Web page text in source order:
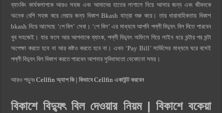
ব্যাংকিং কার্যকলাপকে আরও সহজ এবং আমাদের হাতের লাগালে নিয়ে আসার জন্য এবং জীবনকে
অনেক বেশি সহজ করে দেয়ার জন্য বিকাশ Bkash যাত্রা শুরু করে। তার ধারাবাহিকতায় বিকাশ
bkash নিয়ে আসেছে ‘পে বিল’ সেবা। ‘পে বিল’ এর মাধ্যমে আপনি পল্লী বিদ্যুৎ বিল দিতে পারবেন
খুব সহজেই। যার ফলে আর আপনাকে ব্যাংক, পল্লী বিদ্যুৎ অফিসে গিয়ে লাইন ধরে ঘন্টার পর ঘন্টা
অপেক্ষা করতে হবে না আর কষ্টও করতে হবে না। এখন ‘Pay Bill’ সার্ভিসের মাধ্যমে ঘরে বসেই
পল্লী বিদ্যুৎ বিল বিকাশ করতে পারবেন আপনার সুবিধামতো যেকোনো সময়।
আরও পড়ুনঃCellfin অ্যাপ কি | কিভাবে Cellfin একাউন্ট করবেন
বিকাশে বিদ্যুৎ বিল দেওয়ার নিয়ম | বিকাশে বকেয়া